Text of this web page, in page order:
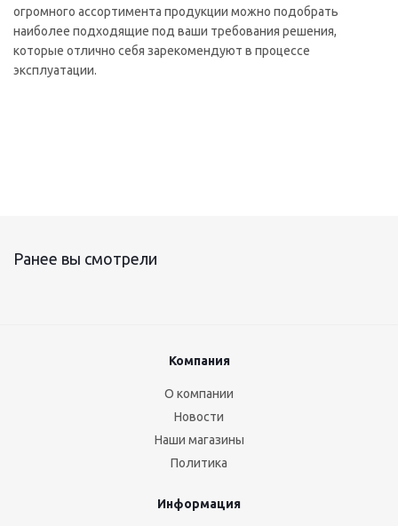
огромного ассортимента продукции можно подобрать
наиболее подходящие под ваши требования решения,
которые отлично себя зарекомендуют в процессе
эксплуатации.
Ранее вы смотрели
Компания
О компании
Новости
Наши магазины
Политика
Информация